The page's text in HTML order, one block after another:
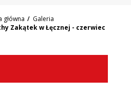
główna
Galeria
Zakątek w Łęcznej - czerwiec